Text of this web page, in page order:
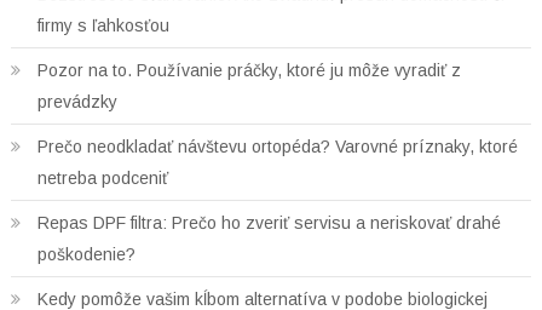
firmy s ľahkosťou
Pozor na to. Používanie práčky, ktoré ju môže vyradiť z
prevádzky
Prečo neodkladať návštevu ortopéda? Varovné príznaky, ktoré
netreba podceniť
Repas DPF filtra: Prečo ho zveriť servisu a neriskovať drahé
poškodenie?
Kedy pomôže vašim kĺbom alternatíva v podobe biologickej